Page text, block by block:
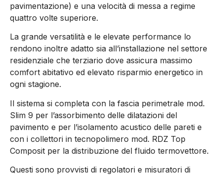
pavimentazione) e una velocità di messa a regime
quattro volte superiore.
La grande versatilità e le elevate performance lo
rendono inoltre adatto sia all’installazione nel settore
residenziale che terziario dove assicura massimo
comfort abitativo ed elevato risparmio energetico in
ogni stagione.
Il sistema si completa con la fascia perimetrale mod.
Slim 9 per l’assorbimento delle dilatazioni del
pavimento e per l’isolamento acustico delle pareti e
con i collettori in tecnopolimero mod. RDZ Top
Composit per la distribuzione del fluido termovettore.
Questi sono provvisti di regolatori e misuratori di